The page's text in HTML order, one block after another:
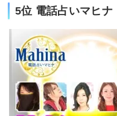
5位 電話占いマヒナ